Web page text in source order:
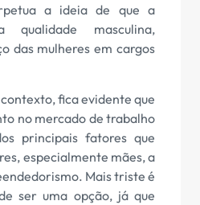
a ideia de que a
masculina,
das mulheres em cargos
fica evidente que
no mercado de trabalho
principais fatores que
especialmente mães, a
Mais triste é
ser uma opção, já que